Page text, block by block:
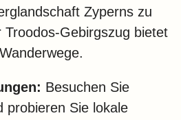
Zyperns zu
Troodos-Gebirgszug bietet
Besuchen Sie
probieren Sie lokale